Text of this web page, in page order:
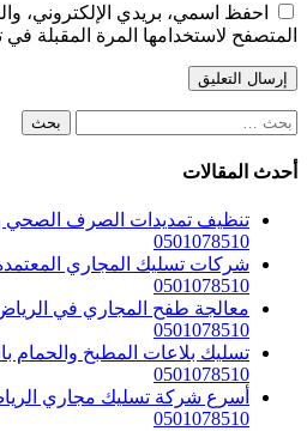
احفظ اسمي، بريدي الإلكتروني،
المتصفح لاستخدامها المرة المقبلة في
البحث
أحدث المقالات
تنظيف تمديدات الصرف الصحي
0501078510
شركات تسليك المجاري
0501078510
معالجة طفح المجاري في
0501078510
تسليك بلاعات المطبخ والحمام
0501078510
أسرع شركة تسليك مجاري
0501078510